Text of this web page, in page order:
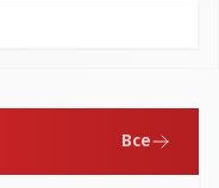
Все